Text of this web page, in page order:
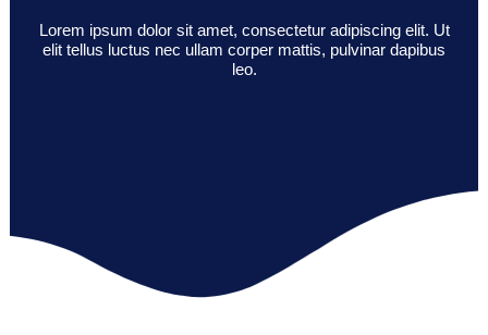
Lorem ipsum dolor sit amet, consectetur adipiscing elit. Ut
elit tellus luctus nec ullam corper mattis, pulvinar dapibus
leo.